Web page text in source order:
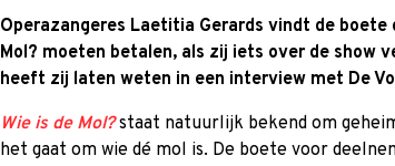
Operazangeres Laetitia Gerards vindt de boete
Mol? moeten betalen, als zij iets over de show
heeft zij laten weten in een interview met De
Wie is de Mol?staat natuurlijk bekend om
het gaat om wie dé mol is. De boete voor